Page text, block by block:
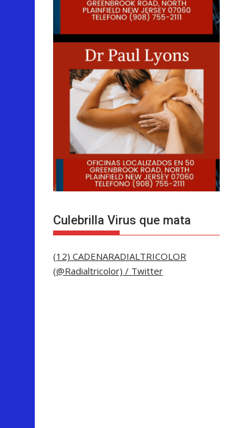
Culebrilla Virus que mata
(12) CADENARADIALTRICOLOR
(@Radialtricolor) / Twitter